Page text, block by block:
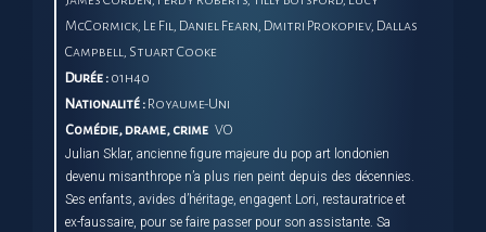
McCormick, Le Fil, Daniel Fearn, Dmitri Prokopiev, Dallas
Campbell, Stuart Cooke
Durée : 01h40
Nationalité : Royaume-Uni
Comédie, drame, crime VO
Julian Sklar, ancienne figure majeure du pop art londonien
devenu misanthrope n’a plus rien peint depuis des décennies.
Ses enfants, avides d’héritage, engagent Lori, restauratrice et
ex-faussaire, pour se faire passer pour son assistante. Sa